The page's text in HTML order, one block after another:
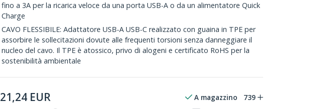
fino a 3A per la ricarica veloce da una porta USB-A o da un alimentatore Quick
Charge
CAVO FLESSIBILE: Adattatore USB-A USB-C realizzato con guaina in TPE per
assorbire le sollecitazioni dovute alle frequenti torsioni senza danneggiare il
nucleo del cavo. Il TPE è atossico, privo di alogeni e certificato RoHS per la
sostenibilità ambientale
21,24 EUR A magazzino 739